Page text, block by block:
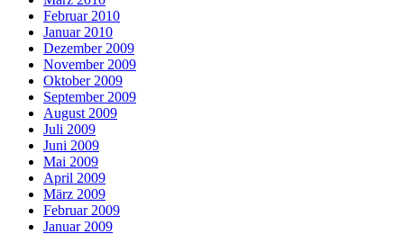
Februar 2010
Januar 2010
Dezember 2009
November 2009
Oktober 2009
September 2009
August 2009
Juli 2009
Juni 2009
Mai 2009
April 2009
März 2009
Februar 2009
Januar 2009